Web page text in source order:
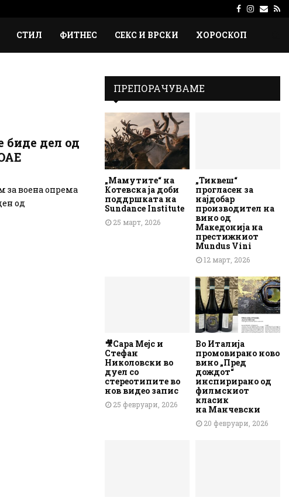
Facebook
СТИЛ ФИТНЕС СЕКС И ВРСКИ ХОРОСКОП
биде дел од
за воена опрема
од
ПРЕПОРАЧУВАМЕ
„Мамутите“ на
Котевска ја доби
поддршката на
Sundance Institute
25 март, 2026
„Тиквеш“
прогласен за
најдобар
производител на
вино од
Македонија на
престижниот
Mundus Vini
12 март, 2026
🎥Сара Мејс и
Стефан
Николовски во
дуел со
стереотипите во
нов видео запис
25 февруари, 2026
Во Италија
промовирано ново
вино „Пред
дождот“
инспирирано од
филмскиот
класик
на Манчевски
20 февруари, 2026